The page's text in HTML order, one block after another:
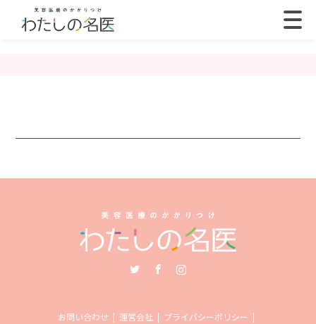
お問い合わせ 運営会社
プライバシーポリシー